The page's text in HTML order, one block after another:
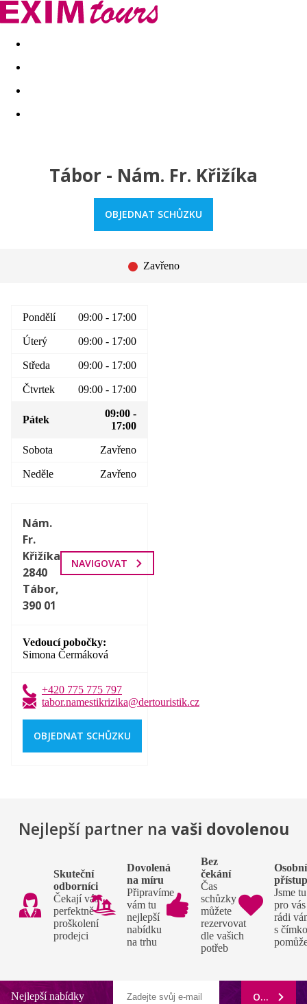
Akční nabídky Last minute
Tábor - Nám. Fr. Křižíka
OBJEDNAT SCHŮZKU
Zavřeno
Pondělí 09:00 - 17:00
Úterý 09:00 - 17:00
Středa 09:00 - 17:00
Čtvrtek 09:00 - 17:00
Pátek
09:00 -
17:00
Sobota Zavřeno
Neděle Zavřeno
Nám.
Fr.
Křižíka
2840
Tábor,
390 01
NAVIGOVAT
Vedoucí pobočky
Simona Čermáková
+420 775 775 797
tabor.namestikrizika@dertouristik.cz
OBJEDNAT SCHŮZKU
Nejlepší partner na vaši dovolenou
Skuteční
odborníci
Čekají vás
perfektně
proškolení
prodejci
Dovolená
na míru
Připravíme
vám tu
nejlepší
nabídku
na trhu
Bez
čekání
Čas
schůzky si
můžete
rezervovat
dle vašich
potřeb
Osobní
Jsme tu
pro
rádi
s
Nejlepší nabídky ODEBÍRAT